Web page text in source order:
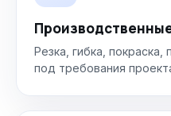
Резка, гибка,
под требования